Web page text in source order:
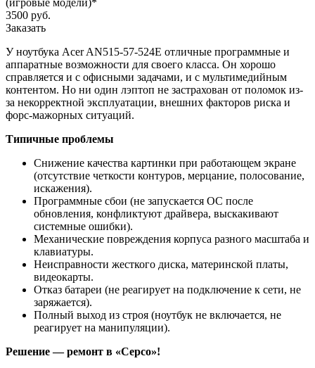
3500 руб.
Заказать
У ноутбука Acer AN515-57-524E отличные программные и
аппаратные возможности для своего класса. Он хорошо
справляется и с офисными задачами, и с мультимедийным
контентом. Но ни один лэптоп не застрахован от поломок из-
за некорректной эксплуатации, внешних факторов риска и
форс-мажорных ситуаций.
Типичные проблемы
Снижение качества картинки при работающем экране
(отсутствие четкости контуров, мерцание, полосование,
искажения).
Программные сбои (не запускается ОС после
обновления, конфликтуют драйвера, выскакивают
системные ошибки).
Механические повреждения корпуса разного масштаба и
клавиатуры.
Неисправности жесткого диска, материнской платы,
видеокарты.
Отказ батареи (не реагирует на подключение к сети, не
заряжается).
Полный выход из строя (ноутбук не включается, не
реагирует на манипуляции).
Решение — ремонт в «Серсо»!